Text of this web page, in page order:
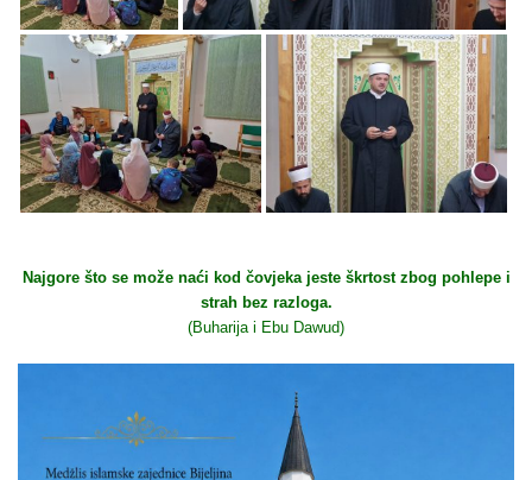
Najgore što se može naći kod čovjeka jeste škrtost zbog pohlepe i
strah bez razloga.
(Buharija i Ebu Dawud)